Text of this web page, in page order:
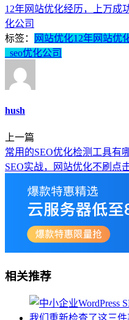
12年网站优化经历，上万成
化公司
标签：
网站优化12年网站优
_seo优化公司
hush
上一篇
常用的SEO优化检测工具有
SEO实战，网站优化不刷点
相关推荐